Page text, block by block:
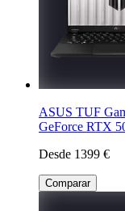
ASUS TUF
GeForce RTX
Desde 1399 €
Comparar